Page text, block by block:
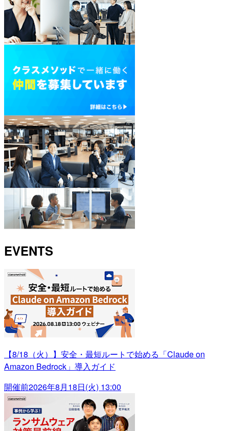
EVENTS
【8/18（火）】安全・最短ルートで始める「Claude on
Amazon Bedrock」導入ガイド
開催前2026年8月18日(火) 13:00